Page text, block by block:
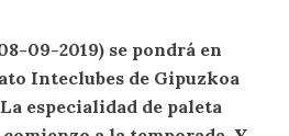
09-2019) se pondrá en
Inteclubes de Gipuzkoa
La especialidad de paleta